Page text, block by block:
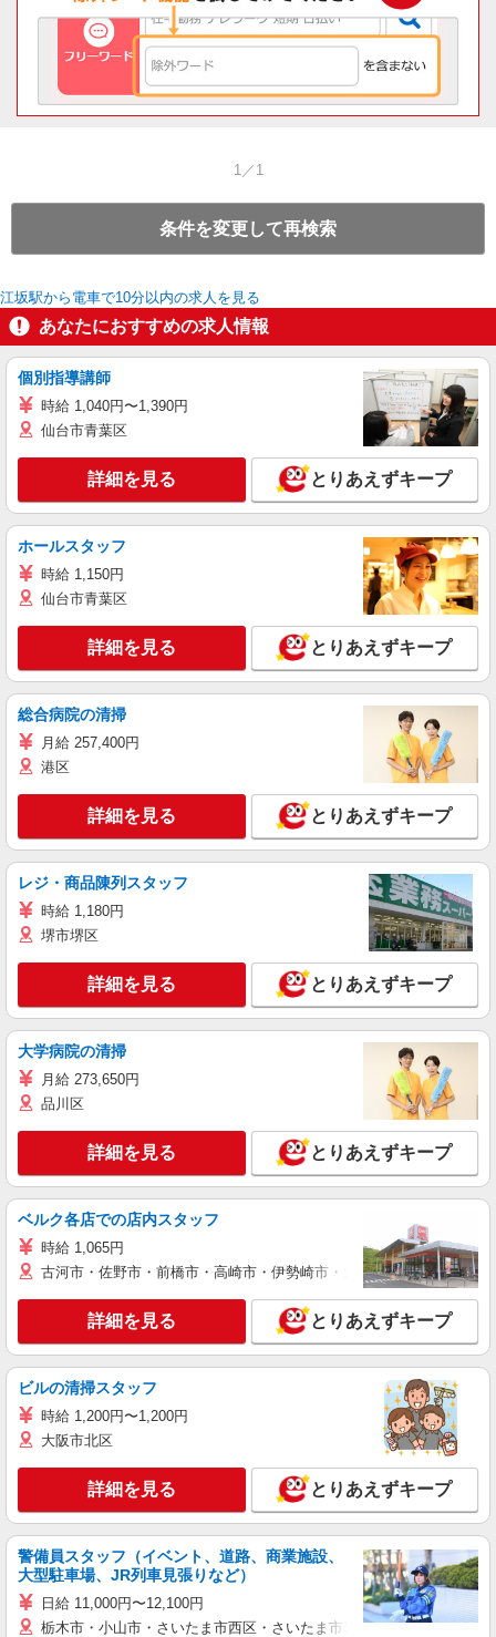
1／1
条件を変更して再検索
江坂駅から電車で10分以内の求人を見る
あなたにおすすめの求人情報
個別指導講師
時給 1,040円〜1,390円
仙台市青葉区
詳細を見る とりあえずキープ
ホールスタッフ
時給 1,150円
仙台市青葉区
詳細を見る とりあえずキープ
総合病院の清掃
月給 257,400円
港区
詳細を見る とりあえずキープ
レジ・商品陳列スタッフ
時給 1,180円
堺市堺区
詳細を見る とりあえずキープ
大学病院の清掃
月給 273,650円
品川区
詳細を見る とりあえずキープ
ベルク各店での店内スタッフ
時給 1,065円
古河市・佐野市・前橋市・高崎市・伊勢崎市・太田市・館林市・藤
詳細を見る とりあえずキープ
ビルの清掃スタッフ
時給 1,200円〜1,200円
大阪市北区
詳細を見る とりあえずキープ
警備員スタッフ（イベント、道路、商業施設、
大型駐車場、JR列車見張りなど）
日給 11,000円〜12,100円
栃木市・小山市・さいたま市西区・さいたま市岩槻区・久喜市・蓮田